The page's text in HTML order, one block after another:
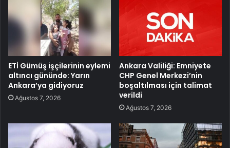
ETİ Gümüş işçilerinin eylemi
altıncı gününde: Yarın
Ankara’ya gidiyoruz
Ağustos 7, 2026
Ankara Valiliği: Emniyete
CHP Genel Merkezi’nin
boşaltılması için talimat
verildi
Ağustos 7, 2026